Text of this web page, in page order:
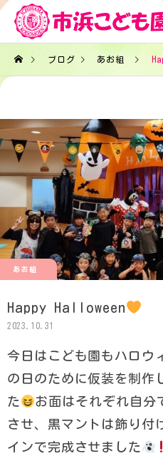
ブログ あお組
あお組
Happy Halloween
2023.10.31
今日はこども園もハロウ
の日のために仮装を制作
た
お面はそれぞれ自分
させ、黒マントは飾り付
インで完成させました